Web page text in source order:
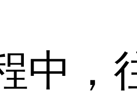
中，